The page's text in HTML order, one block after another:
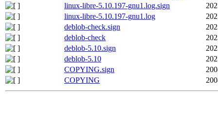
linux-libre-5.10.197-gnu1.log.sign
linux-libre-5.10.197-gnu1.log
deblob-check.sign
deblob-check
deblob-5.10.sign
deblob-5.10
COPYING.sign
COPYING